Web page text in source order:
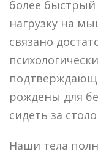
более
нагрузку на
связано
рождены для
сидеть за
Наши тела